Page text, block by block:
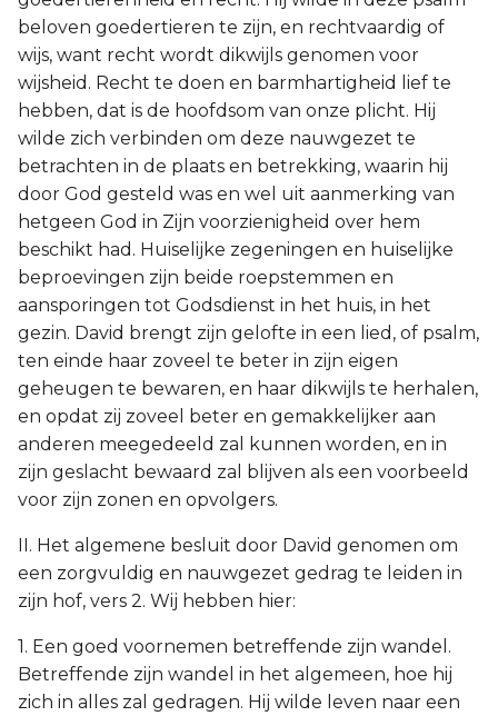
beloven goedertieren te zijn, en rechtvaardig of
wijs, want recht wordt dikwijls genomen voor
wijsheid. Recht te doen en barmhartigheid lief te
hebben, dat is de hoofdsom van onze plicht. Hij
wilde zich verbinden om deze nauwgezet te
betrachten in de plaats en betrekking, waarin hij
door God gesteld was en wel uit aanmerking van
hetgeen God in Zijn voorzienigheid over hem
beschikt had. Huiselijke zegeningen en huiselijke
beproevingen zijn beide roepstemmen en
aansporingen tot Godsdienst in het huis, in het
gezin. David brengt zijn gelofte in een lied, of psalm,
ten einde haar zoveel te beter in zijn eigen
geheugen te bewaren, en haar dikwijls te herhalen,
en opdat zij zoveel beter en gemakkelijker aan
anderen meegedeeld zal kunnen worden, en in
zijn geslacht bewaard zal blijven als een voorbeeld
voor zijn zonen en opvolgers.
II. Het algemene besluit door David genomen om
een zorgvuldig en nauwgezet gedrag te leiden in
zijn hof, vers 2. Wij hebben hier:
1. Een goed voornemen betreffende zijn wandel.
Betreffende zijn wandel in het algemeen, hoe hij
zich in alles zal gedragen. Hij wilde leven naar een